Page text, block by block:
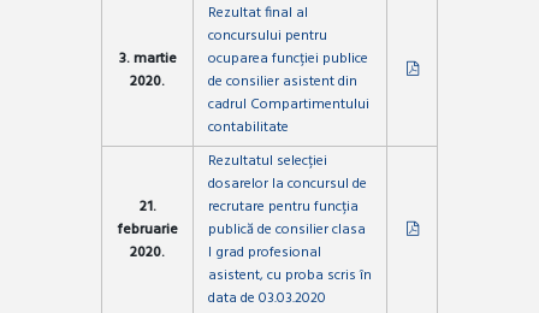
3. martie
2020.
Rezultat final al
concursului pentru
ocuparea funcției publice
de consilier asistent din
cadrul Compartimentului
contabilitate
21.
februarie
2020.
Rezultatul selecției
dosarelor la concursul de
recrutare pentru funcția
publică de consilier clasa
I grad profesional
asistent, cu proba scris în
data de 03.03.2020